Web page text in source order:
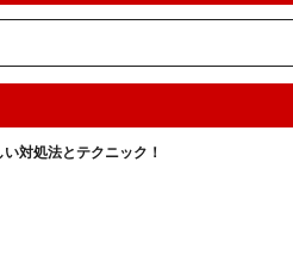
対処法とテクニック！